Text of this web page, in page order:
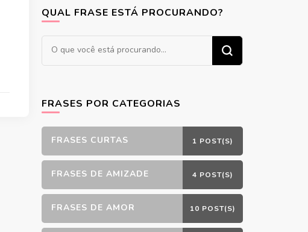
QUAL FRASE ESTÁ PROCURANDO?
Procurando
algo?
FRASES POR CATEGORIAS
FRASES CURTAS 1 POST(S)
FRASES DE AMIZADE 4 POST(S)
FRASES DE AMOR 10 POST(S)